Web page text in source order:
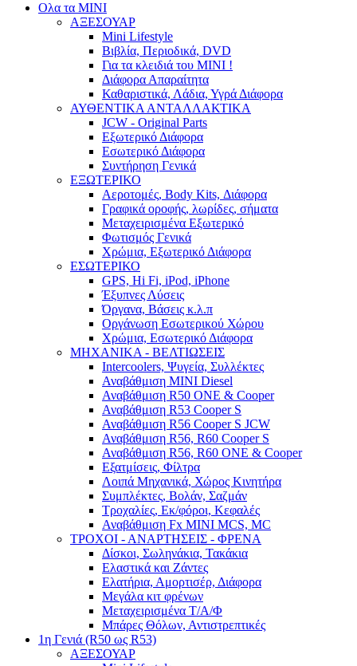
Ολα τα ΜΙΝΙ
ΑΞΕΣΟΥΑΡ
Mini Lifestyle
Βιβλία, Περιοδικά, DVD
Για τα κλειδιά του MINI !
Διάφορα Απαραίτητα
Καθαριστικά, Λάδια, Υγρά Διάφορα
ΑΥΘΕΝΤΙΚΑ ΑΝΤΑΛΛΑΚΤΙΚΑ
JCW - Original Parts
Εξωτερικό Διάφορα
Εσωτερικό Διάφορα
Συντήρηση Γενικά
ΕΞΩΤΕΡΙΚΟ
Αεροτομές, Body Kits, Διάφορα
Γραφικά οροφής, λωρίδες, σήματα
Μεταχειρισμένα Εξωτερικό
Φωτισμός Γενικά
Χρώμια, Εξωτερικό Διάφορα
ΕΣΩΤΕΡΙΚΟ
GPS, Hi Fi, iPod, iPhone
Έξυπνες Λύσεις
Όργανα, Βάσεις κ.λ.π
Οργάνωση Εσωτερικού Χώρου
Χρώμια, Εσωτερικό Διάφορα
ΜΗΧΑΝΙΚΑ - ΒΕΛΤΙΩΣΕΙΣ
Intercoolers, Ψυγεία, Συλλέκτες
Αναβάθμιση MINI Diesel
Αναβάθμιση R50 ONE & Cooper
Αναβάθμιση R53 Cooper S
Αναβάθμιση R56 Cooper S JCW
Αναβάθμιση R56, R60 Cooper S
Αναβάθμιση R56, R60 ONE & Cooper
Εξατμίσεις, Φίλτρα
Λοιπά Μηχανικά, Χώρος Κινητήρα
Συμπλέκτες, Βολάν, Σαζμάν
Τροχαλίες, Εκ/φόροι, Κεφαλές
Αναβάθμιση Fx MINI MCS, MC
ΤΡΟΧΟΙ - ΑΝΑΡΤΗΣΕΙΣ - ΦΡΕΝΑ
Δίσκοι, Σωληνάκια, Τακάκια
Ελαστικά και Ζάντες
Ελατήρια, Αμορτισέρ, Διάφορα
Μεγάλα κιτ φρένων
Μεταχειρισμένα Τ/Α/Φ
Μπάρες Θόλων, Αντιστρεπτικές
1η Γενιά (R50 ως R53)
ΑΞΕΣΟΥΑΡ